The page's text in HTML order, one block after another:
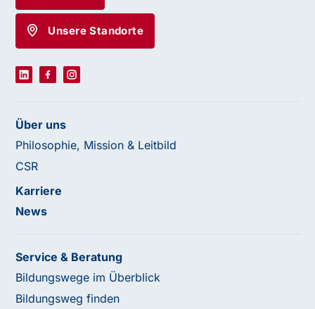
Unsere Standorte
Über uns
Philosophie, Mission & Leitbild
CSR
Karriere
News
Service & Beratung
Bildungswege im Überblick
Bildungsweg finden